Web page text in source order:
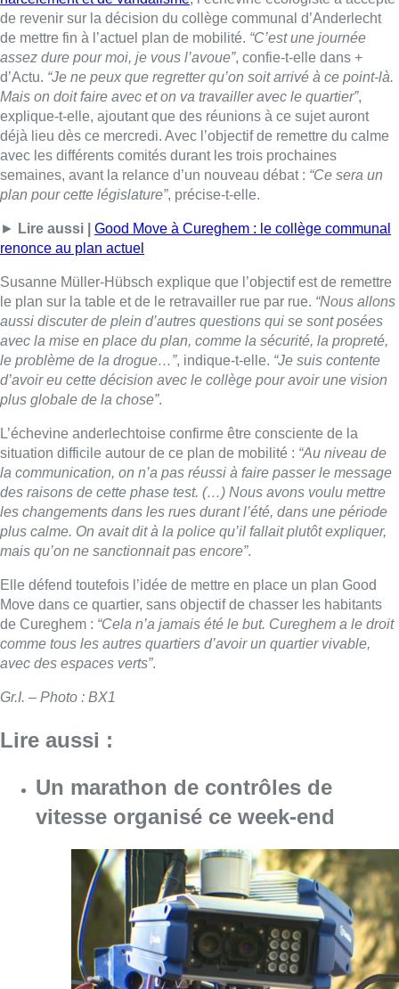
renonce au plan actuel
Susanne Müller-Hübsch explique que l’objectif est de remettre
le plan sur la table et de le retravailler rue par rue. “Nous allons
aussi discuter de plein d’autres questions qui se sont posées
avec la mise en place du plan, comme la sécurité, la propreté,
le problème de la drogue…” , indique-t-elle.“Je suis contente
d’avoir eu cette décision avec le collège pour avoir une vision
plus globale de la chose”.
L’échevine anderlechtoise confirme être consciente de la
la communication, on n’a pas réussi à faire passer le message
des raisons de cette phase test. (…) Nous avons voulu mettre
plus calme. On avait dit à la police qu’il fallait plutôt expliquer,
mais qu’on ne sanctionnait pas encore”.
Elle défend toutefois l’idée de mettre en place un plan Good
Move dans ce quartier, sans objectif de chasser les habitants
de Cureghem : “Cela n’a jamais été le but. Cureghem a le droit
comme tous les autres quartiers d’avoir un quartier vivable,
avec des espaces verts”
Gr.I. – Photo : BX1
Lire aussi :
Un marathon de contrôles de
vitesse organisé ce week-end
06 août 2026 Consulter l'article "Un marathon de
Le trafic ferroviaire adapté à
Bruxelles du 8 au 29 août pour des